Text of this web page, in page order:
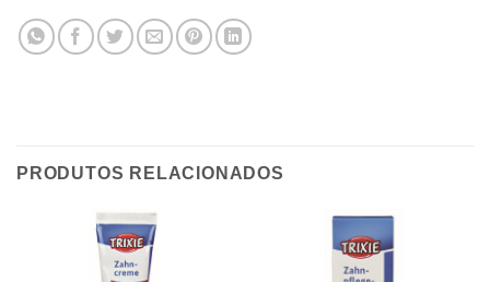
PRODUTOS RELACIONADOS